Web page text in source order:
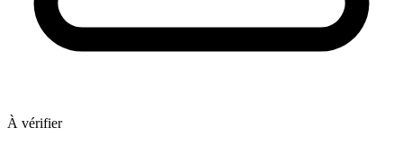
À vérifier